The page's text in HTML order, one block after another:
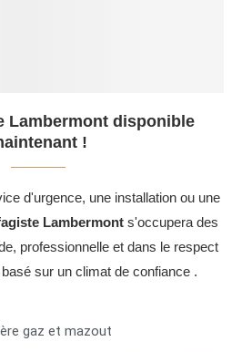
Lambermont disponible
!
d'urgence, une installation ou une
Lambermont s'occupera des
professionnelle et dans le respect
sur un climat de confiance .
gaz et mazout